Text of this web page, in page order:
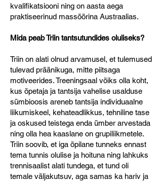
kvalifikatsiooni ning on aasta aega
praktiseerinud massöörina Austraalias.
Mida peab Triin tantsutundides oluliseks?
Triin on alati olnud arvamusel, et tulemused
tulevad präänikuga, mitte piitsaga
motiveerides. Treeningsaal võiks olla koht,
kus õpetaja ja tantsija vahelise usalduse
sümbioosis areneb tantsija individuaalne
liikumiskeel, kehateadlikkus, tehniline tase
ja oskused teistega enda ümber arvestada
ning olla hea kaaslane on grupiliikmetele.
Triin soovib, et iga õpilane tunneks ennast
tema tunnis olulise ja hoituna ning lahkuks
trennisaalist alati tundega, et tund oli
temale väljakutsuv, aga samas ka hariv ja